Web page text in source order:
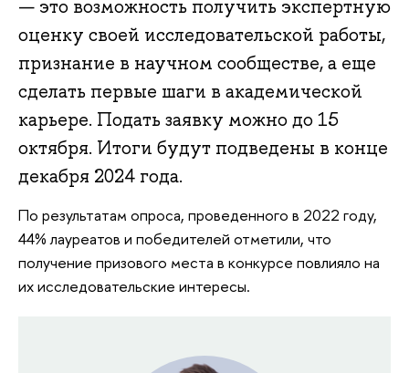
— это возможность получить экспертную
оценку своей исследовательской работы,
признание в научном сообществе, а еще
сделать первые шаги в академической
карьере. Подать заявку можно до 15
октября. Итоги будут подведены в конце
декабря 2024 года.
По результатам опроса, проведенного в 2022 году,
44% лауреатов и победителей отметили, что
получение призового места в конкурсе повлияло на
их исследовательские интересы.